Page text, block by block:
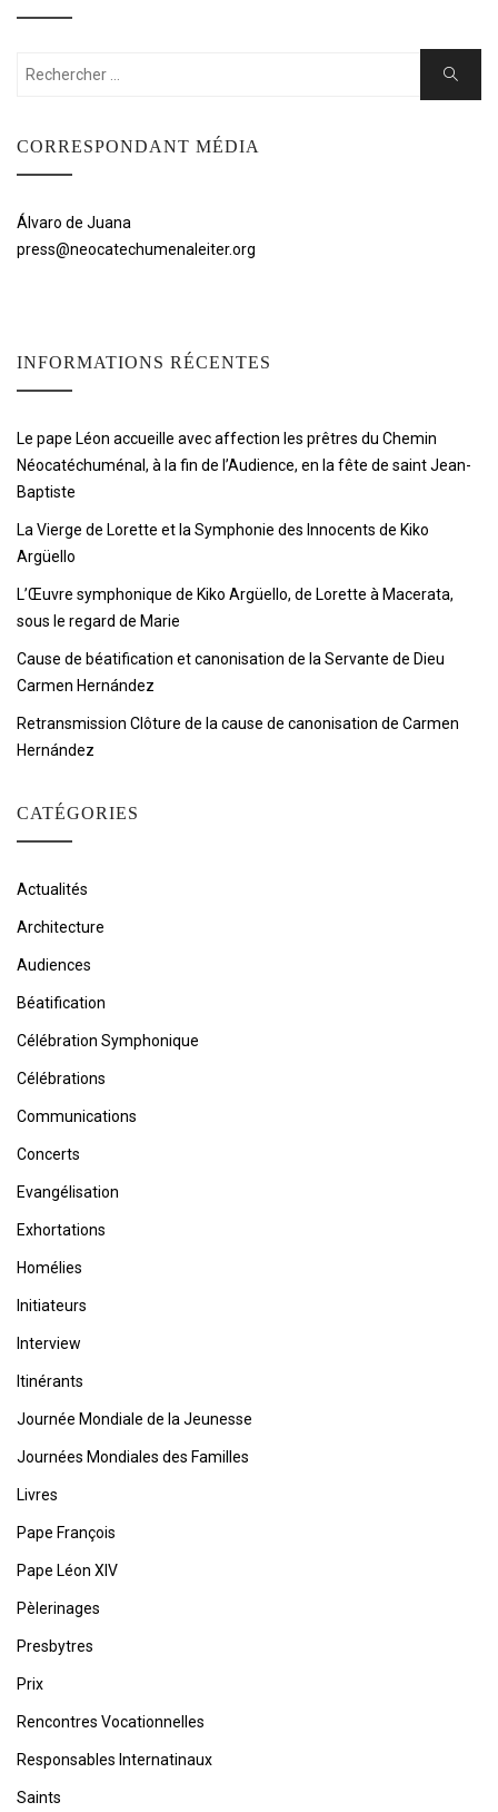
Rechercher:
Chercher
CORRESPONDANT MÉDIA
Álvaro de Juana
press@neocatechumenaleiter.org
INFORMATIONS RÉCENTES
Le pape Léon accueille avec affection les prêtres du Chemin
Néocatéchuménal, à la fin de l’Audience, en la fête de saint Jean-
Baptiste
La Vierge de Lorette et la Symphonie des Innocents de Kiko
Argüello
L’Œuvre symphonique de Kiko Argüello, de Lorette à Macerata,
sous le regard de Marie
Cause de béatification et canonisation de la Servante de Dieu
Carmen Hernández
Retransmission Clôture de la cause de canonisation de Carmen
Hernández
CATÉGORIES
Actualités
Architecture
Audiences
Béatification
Célébration Symphonique
Célébrations
Communications
Concerts
Evangélisation
Exhortations
Homélies
Initiateurs
Interview
Itinérants
Journée Mondiale de la Jeunesse
Journées Mondiales des Familles
Livres
Pape François
Pape Léon XIV
Pèlerinages
Presbytres
Prix
Rencontres Vocationnelles
Responsables Internatinaux
Saints